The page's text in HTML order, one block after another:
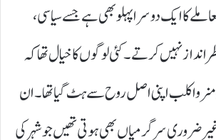
کا ایک دوسرا پہلو بھی ہے جسے سیاسی،
انداز نہیں کرتے۔ کئی لوگوں کا خیال تھا کہ
کلب اپنی اصل روح سے ہٹ گیا تھا۔ ان
ضروری سرگرمیاں بھی ہوتی تھیں جو شہر کی